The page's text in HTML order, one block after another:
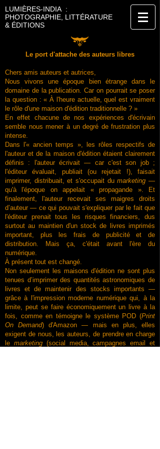
LUMIÈRES-INDIA :
PHOTOGRAPHIE, LITTÉRATURE
& ÉDITIONS
Le port d'attache des auteurs libres​
Chers amis auteurs et autrices,
Nous vivons une époque bien étrange dans le
domaine de la publication. Car on pourrait se poser
la question : « À l'heure actuelle, quel est vraiment
le rôle d'une maison d'édition traditionnelle ? »
En effet chacune de nos expériences d'écrivain
semble nous mener à un degré de frustration plus
intense.
Dans l'« ancien temps », les rôles respectifs de
l'auteur et de la maison d'édition étaient clairement
définis : l'auteur écrivait — car c'est son job ;
l'éditeur évaluait, publiait (ou rejetait !), faisait
imprimer, distribuait, et s'occupait dumarketing—
qu'à l'époque on appelait « propagande ». Et
finalement, l'auteur recevait ses maigres droits
d’auteur — ce qui pouvait s'expliquer par le fait que
l'éditeur prenait tous les risques financiers, dus
surtout au maintien d'un stock de livres imprimés
important, plus les frais de publicité et de
distribution. Mais ça, c'était avant l'ère du
numérique.
À présent tout est changé.
Non seulement les maisons d'édition ne sont plus
tenues d’imprimer des quantités astronomiques de
livres et de maintenir des stocks importants —
grâce à l'impression moderne numérique qui, à la
limite, peut se faire économiquement un livre à la
fois, comme en témoigne le système POD (Print
On Demand) d'Amazon — mais en plus, elles
exigent de nous, les auteurs, de prendre en charge
le marketing (social media, campagnes email et